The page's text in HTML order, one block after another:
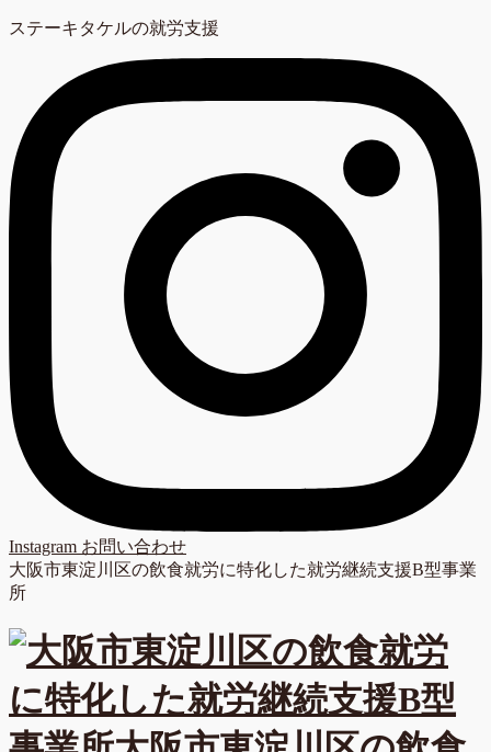
ステーキタケルの就労支援
Instagram お問い合わせ
大阪市東淀川区の飲食就労に特化した就労継続支援B型事業
所